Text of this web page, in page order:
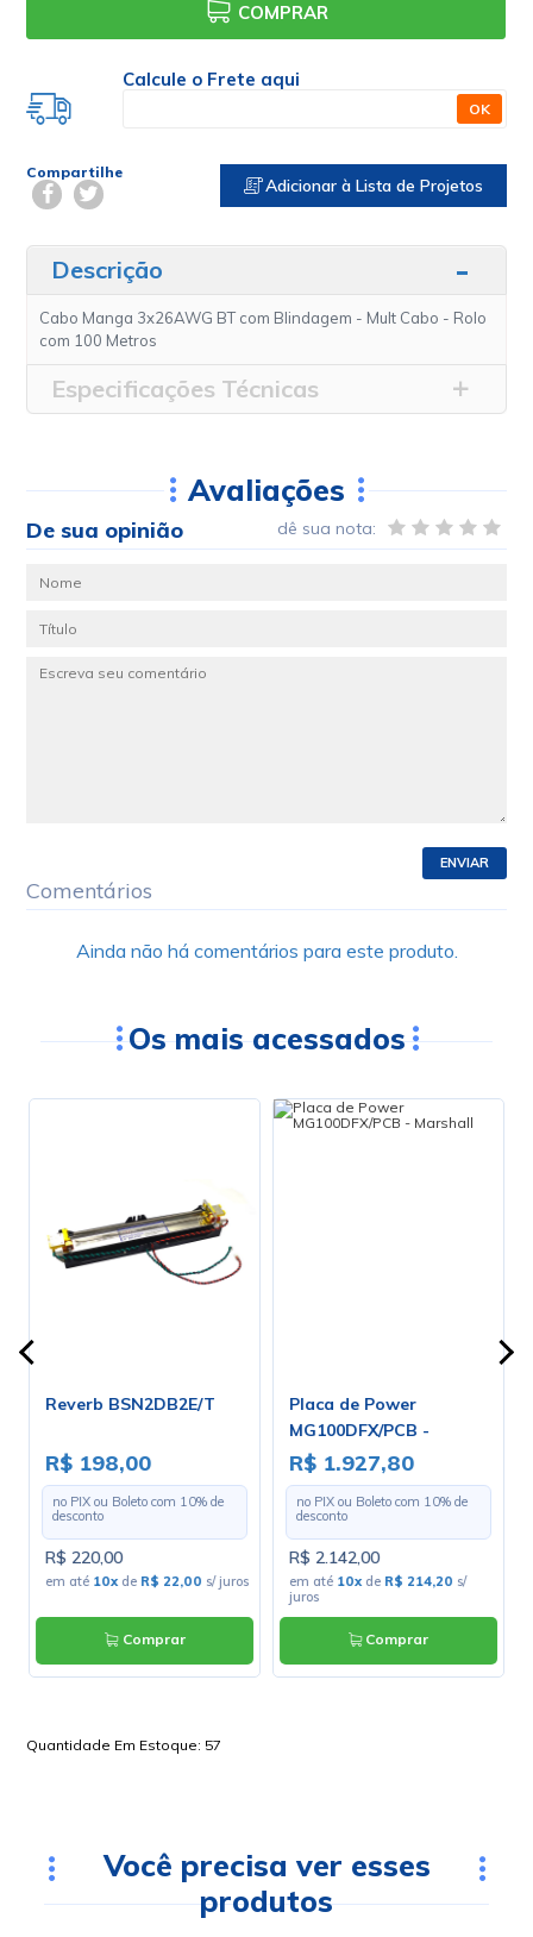
COMPRAR
Calcule o Frete aqui
OK
Compartilhe
Adicionar à Lista de Projetos
Descrição
Cabo Manga 3x26AWG BT com Blindagem - Mult Cabo - Rolo
com 100 Metros
Especificações Técnicas
Avaliações
De sua opinião dê sua nota:
ENVIAR
Comentários
Ainda não há comentários para este produto.
Os mais acessados
Reverb BSN2DB2E/T
R$ 198,00
no PIX ou Boleto com 10% de
desconto
R$ 220,00
em até 10xde R$ 22,00 s/ juros
Comprar
Placa de Power
MG100DFX/PCB -
Marshall
R$ 1.927,80
no PIX ou Boleto com 10% de
desconto
R$ 2.142,00
em até 10xde R$ 214,20 s/
juros
Comprar
Quantidade Em Estoque: 57
Você precisa ver esses
produtos